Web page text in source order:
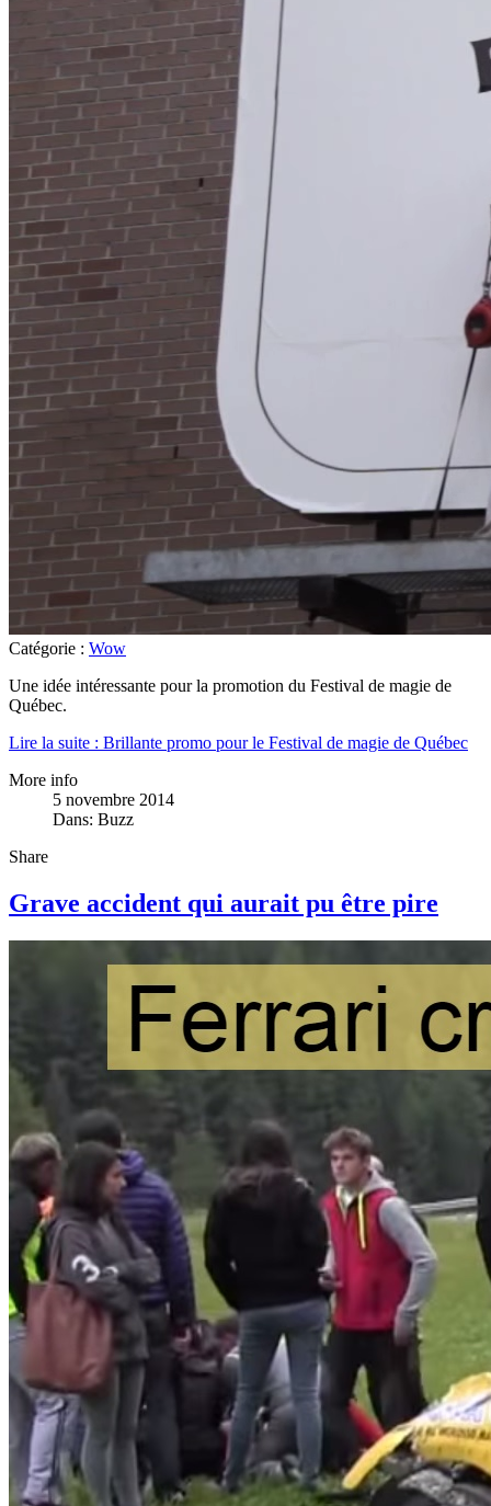
Catégorie : Wow
Une idée intéressante pour la promotion du Festival de magie de
Québec.
Lire la suite : Brillante promo pour le Festival de magie de Québec
More info
5 novembre 2014
Dans: Buzz
Share
Grave accident qui aurait pu être pire